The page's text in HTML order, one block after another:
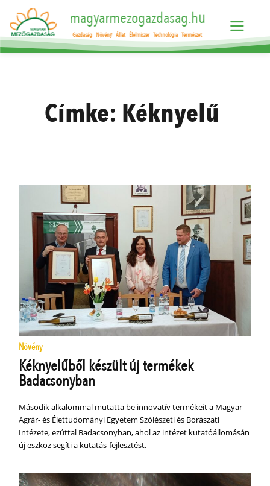
magyarmezogazdasag.hu
Gazdaság Növény Állat Élelmiszer Technológia Természet
Címke: Kéknyelű
Növény
Kéknyelűből készült új termékek
Badacsonyban
Második alkalommal mutatta be innovatív termékeit a Magyar
Agrár- és Élettudományi Egyetem Szőlészeti és Borászati
Intézete, ezúttal Badacsonyban, ahol az intézet kutatóállomásán
új eszköz segíti a kutatás-fejlesztést.